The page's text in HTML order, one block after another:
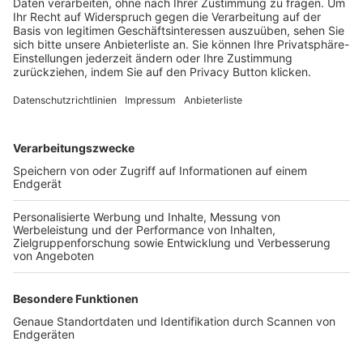
Trainerbörse
Login SpielPlus
FOLGE DEM BFV
TOP-VEREINE
TOP-PARTNER